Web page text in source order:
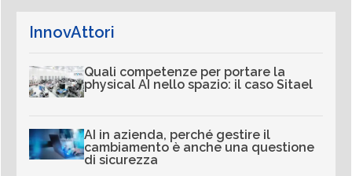
InnovAttori
Quali competenze per portare la
physical AI nello spazio: il caso Sitael
AI in azienda, perché gestire il
cambiamento è anche una questione
di sicurezza